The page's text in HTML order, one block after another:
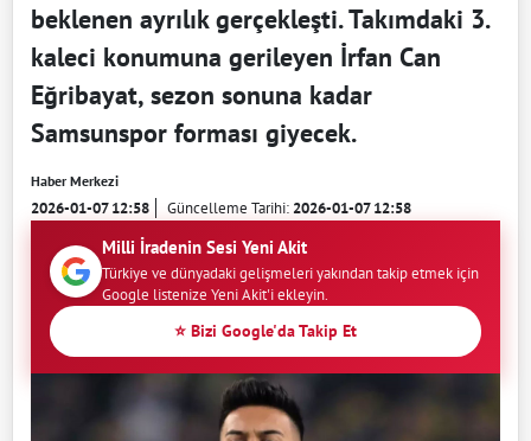
beklenen ayrılık gerçekleşti. Takımdaki 3.
kaleci konumuna gerileyen İrfan Can
Eğribayat, sezon sonuna kadar
Samsunspor forması giyecek.
Haber Merkezi
2026-01-07 12:58 Güncelleme Tarihi:2026-01-07 12:58
Milli İradenin Sesi Yeni Akit
Türkiye ve dünyadaki gelişmeleri yakından takip etmek için
Google listenize Yeni Akit'i ekleyin.
⭐ Bizi Google'da Takip Et